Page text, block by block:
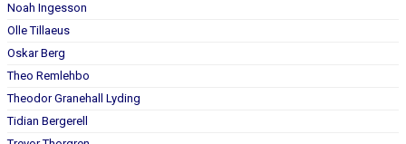
Noah Ingesson
Olle Tillaeus
Oskar Berg
Theo Remlehbo
Theodor Granehall Lyding
Tidian Bergerell